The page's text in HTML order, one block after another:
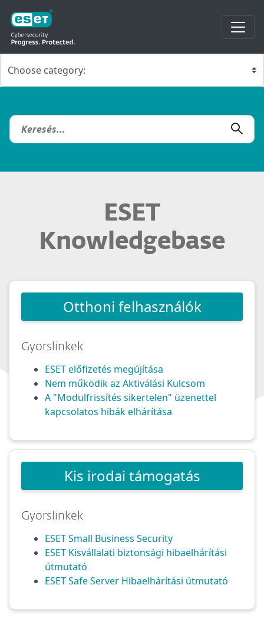
ESET
Knowledgebase
Otthoni felhasználók
Gyorslinkek
ESET előfizetés megújítása
Nem működik az Aktiválási Kulcsom
A "Modulfrissítés sikertelen" üzenettel
kapcsolatos hibák elhárítása
Kis irodai támogatás
Gyorslinkek
ESET Small Business Security
ESET Kisvállalati biztonsági hibaelhárítási
útmutató
ESET Safe Server Hibaelhárítási útmutató